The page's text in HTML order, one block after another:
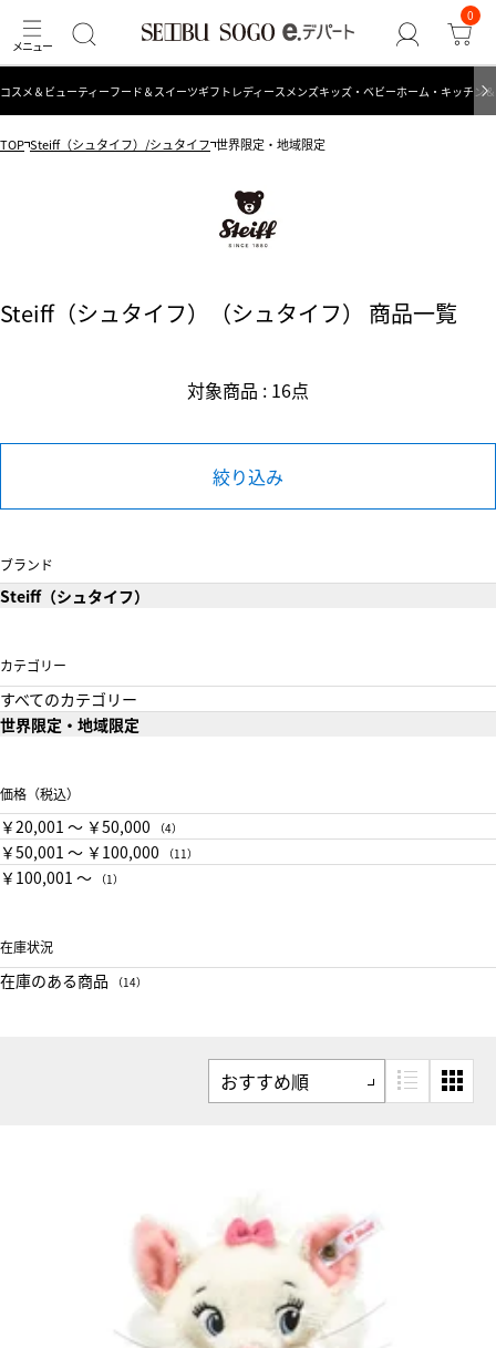
0
コスメ＆ビューティーフード＆スイーツギフト レディース メンズキッズ・ベビーホーム・キッチン
TOP Steiff（シュタイフ）/シュタイフ 世界限定・地域限定
Steiff（シュタイフ）（シュタイフ） 商品一覧
対象商品 : 16点
絞り込み
ブランド
Steiff（シュタイフ）
カテゴリー
すべてのカテゴリー
世界限定・地域限定
価格（税込）
￥20,001 〜 ￥50,000 （4）
￥50,001 〜 ￥100,000 （11）
￥100,001 〜 （1）
在庫状況
在庫のある商品 （14）